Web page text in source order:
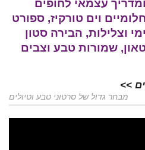
ומדריך עצמאי לחופים
חלומיים וים טורקיז, ספורט
ימי וצלילות, הבירה סטון
טאון, שמורות טבע וצבים
>>
מבחר גדול של סרטוני טבע וטיולים